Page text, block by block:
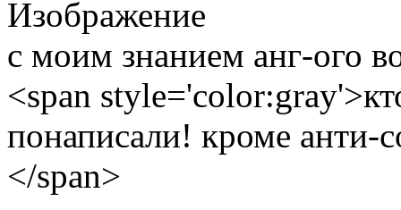
с моим знанием анг-ого
<span
понаписали! кроме анти-
</span>